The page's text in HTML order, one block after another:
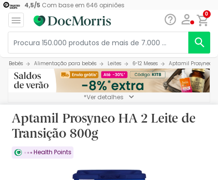
4,5/5 Com base em 646 opiniões
0
Bebés Alimentação para bebés Leites 6-12 Meses Aptamil Prosyneo
*Ver detalhes
Aptamil Prosyneo HA 2 Leite de
Transição 800g
Health Points